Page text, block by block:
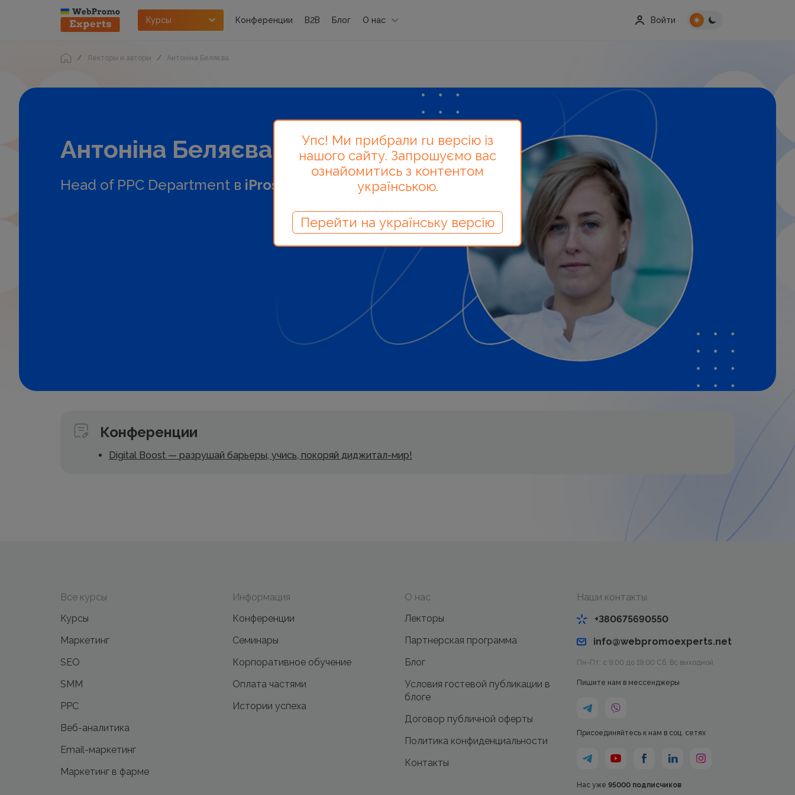
Курсы Конференции B2B Блог О нас Войти
Лекторы и авторы Антоніна Беляєва
Антоніна Беляєва - лектор
Head of PPC Department в iProspect Ukraine
Конференции
Digital Boost — разрушай барьеры, учись, покоряй диджитал-мир!
Все курсы
Курсы
Маркетинг
SEO
SMM
PPC
Веб-аналитика
Email-маркетинг
Маркетинг в фарме
Информация
Конференции
Семинары
Корпоративное обучение
Оплата частями
Истории успеха
О нас
Лекторы
Партнерская программа
Блог
Условия гостевой публикации в
блоге
Договор публичной оферты
Политика конфиденциальности
Контакты
Наши контакты
+380675690550
info@webpromoexperts.net
Пн-Пт: с 9:00 до 19:00 Cб, Вс выходной
Пишите нам в мессенджеры
Присоединяйтесь к нам в соц. сетях
Нас уже 95000 подписчиков
Упс! Ми прибрали ru версію із
нашого сайту. Запрошуємо вас
ознайомитись з контентом
українською.
Перейти на українську версію